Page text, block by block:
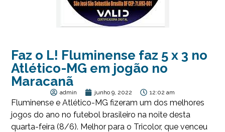
Faz o L! Fluminense faz 5 x 3 no
Atlético-MG em jogão no
Maracanã
admin junho 9, 2022 12:02 am
Fluminense e Atlético-MG fizeram um dos melhores
jogos do ano no futebol brasileiro na noite desta
quarta-feira (8/6). Melhor para o Tricolor, que venceu